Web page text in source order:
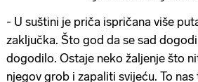
- U suštini je priča ispričana više
zaključka. Što god da se sad
dogodilo. Ostaje neko žaljenje što
njegov grob i zapaliti svijeću. To